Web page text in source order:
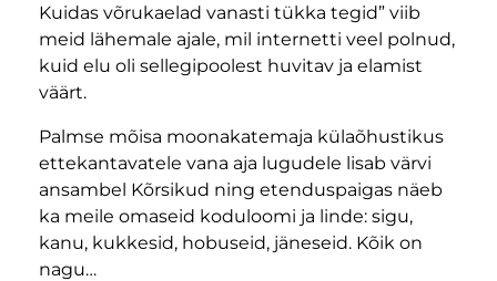
Kuidas võrukaelad vanasti tükka tegid” viib
meid lähemale ajale, mil internetti veel polnud,
kuid elu oli sellegipoolest huvitav ja elamist
väärt.
Palmse mõisa moonakatemaja külaõhustikus
ettekantavatele vana aja lugudele lisab värvi
ansambel Kõrsikud ning etenduspaigas näeb
ka meile omaseid koduloomi ja linde: sigu,
kanu, kukkesid, hobuseid, jäneseid. Kõik on
nagu…